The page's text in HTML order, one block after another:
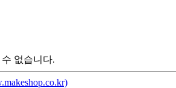
없습니다.